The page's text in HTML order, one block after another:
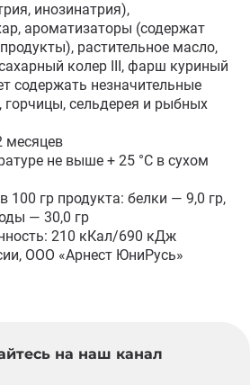
инозинатрия),
ароматизаторы (содержат
растительное масло,
колер III, фарш куриный
содержать незначительные
горчицы, сельдерея и рыбных
месяцев
не выше + 25 °C в сухом
100 гр продукта: белки — 9,0 гр,
— 30,0 гр
210 кКал/690 кДж
ООО «Арнест ЮниРусь»
на наш канал